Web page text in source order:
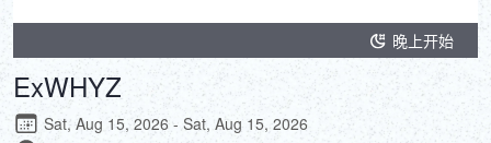
晚上开始
ExWHYZ
Sat, Aug 15, 2026 - Sat, Aug 15, 2026